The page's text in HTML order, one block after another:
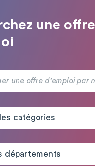
une offre
catégories
départements